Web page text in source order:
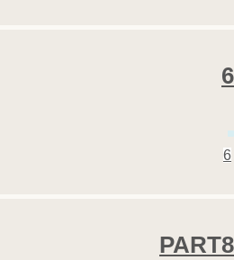
6
6
PART8